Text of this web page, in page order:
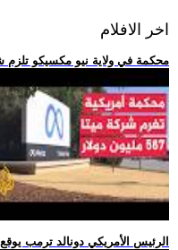
اخر الافلام
.. محكمة في ولاية نيو مكسيكو تلزم شركة ميتا
.. الرئيس الأمريكي دونالد ترمب